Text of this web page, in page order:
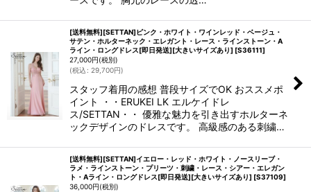
[送料無料][SETTAN]ピンク・ホワイト・ワインレッド・ベージュ・
サテン・ホルターネック・エレガント・レース・ラインストーン・A
ライン・ロングドレス[即日発送][大きいサイズあり] [S36111]
27,000円(税別)
(税込 : 29,700円)
スタッフ着用の感想 普段サイズでOK おススメポ
イント ・・ERUKEI LK エルケイドレ
ス/SETTAN・・ 優雅な魅力を引き出すホルターネ
ックデザインのドレスです。 高級感のある刺繍…
[送料無料][SETTAN]イエロー・レッド・ホワイト・ノースリーブ・
ラメ・ラインストーン・プリーツ・刺繍・レース・シアー・エレガン
ト・Aライン・ロングドレス[即日発送][大きいサイズあり] [S37109]
36,000円(税別)